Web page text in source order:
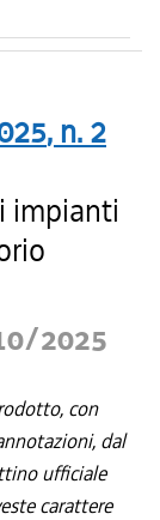
, n. 2
impianti
2025
con
dal
ufficiale
carattere